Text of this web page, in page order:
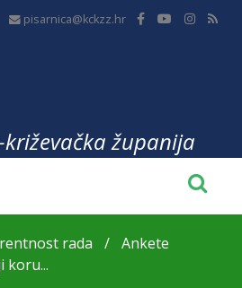
pisarnica@kckzz.hr
županija
rada
Ankete
koru...